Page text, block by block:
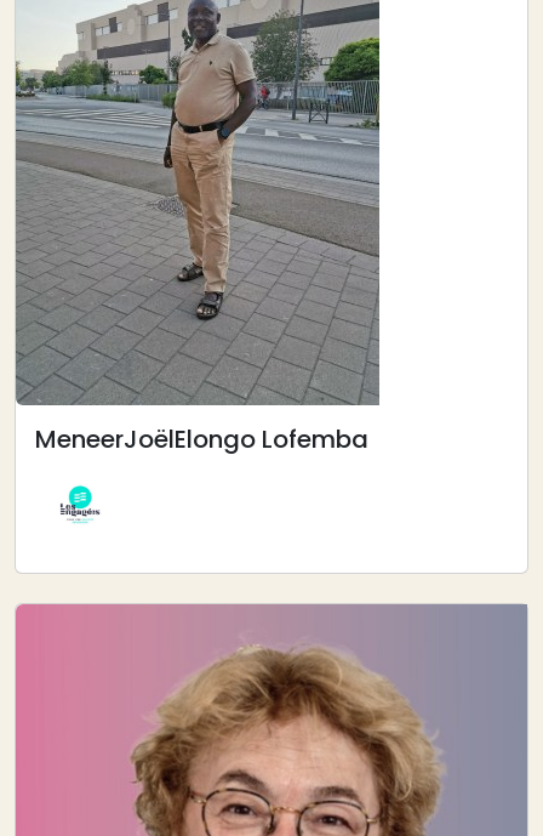
MeneerJoëlElongo Lofemba
Afbeelding